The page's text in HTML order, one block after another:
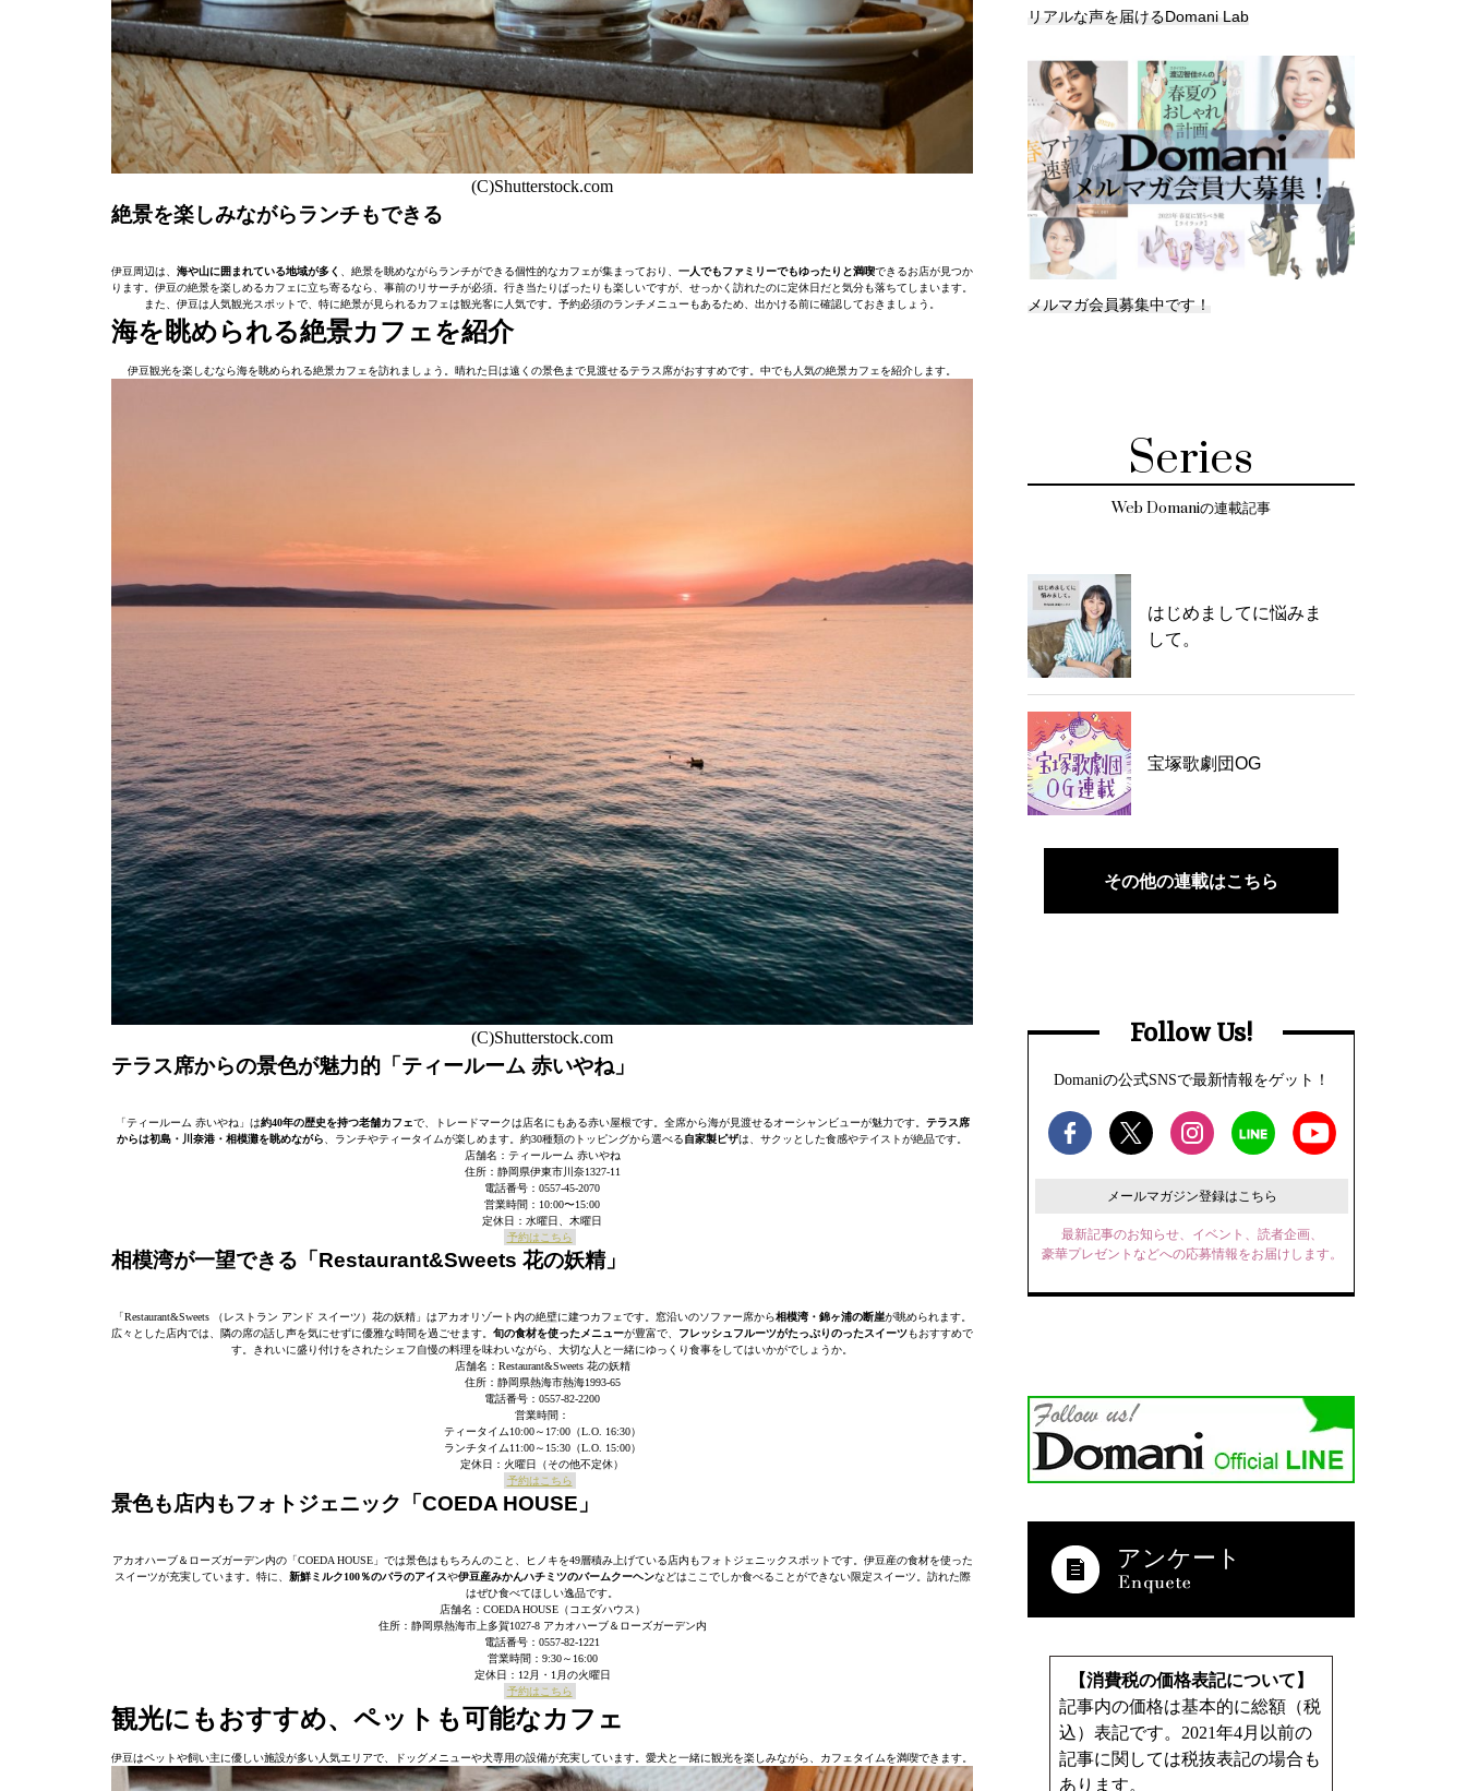
(C)Shutterstock.com
絶景を楽しみながらランチもできる
伊豆周辺は、 海や山に囲まれている地域が多く 、絶景を眺めながらランチができる個性的なカフェが集まっており、 一人でもファミリーでもゆったりと満喫できるお店が見つか
ります。伊豆の絶景を楽しめるカフェに立ち寄るなら、事前のリサーチが必須。行き当たりばったりも楽しいですが、せっかく訪れたのに定休日だと気分も落ちてしまいます。
また、伊豆は人気観光スポットで、特に絶景が見られるカフェは観光客に人気です。予約必須のランチメニューもあるため、出かける前に確認しておきましょう。
海を眺められる絶景カフェを紹介
伊豆観光を楽しむなら海を眺められる絶景カフェを訪れましょう。晴れた日は遠くの景色まで見渡せるテラス席がおすすめです。中でも人気の絶景カフェを紹介します。
(C)Shutterstock.com
テラス席からの景色が魅力的「ティールーム 赤いやね」
「ティールーム 赤いやね」は約40年の歴史を持つ老舗カフェで、トレードマークは店名にもある赤い屋根です。全席から海が見渡せるオーシャンビューが魅力です。 テラス席
からは初島・川奈港・相模灘を眺めながら 、ランチやティータイムが楽しめます。約30種類のトッピングから選べる自家製ピザは、サクッとした食感やテイストが絶品です。
店舗名：ティールーム 赤いやね
住所：静岡県伊東市川奈1327-11
電話番号：0557-45-2070
営業時間：10:00〜15:00
定休日：水曜日、木曜日
予約はこちら
相模湾が一望できる「Restaurant&Sweets 花の妖精」
「Restaurant&Sweets （レストラン アンド スイーツ）花の妖精」はアカオリゾート内の絶壁に建つカフェです。窓沿いのソファー席から相模湾・錦ヶ浦の断崖が眺められます。
広々とした店内では、隣の席の話し声を気にせずに優雅な時間を過ごせます。 旬の食材を使ったメニューが豊富で、 フレッシュフルーツがたっぷりのったスイーツもおすすめで
す。きれいに盛り付けをされたシェフ自慢の料理を味わいながら、大切な人と一緒にゆっくり食事をしてはいかがでしょうか。
店舗名：Restaurant&Sweets 花の妖精
住所：静岡県熱海市熱海1993-65
電話番号：0557-82-2200
営業時間：
ティータイム10:00～17:00（L.O. 16:30）
ランチタイム11:00～15:30（L.O. 15:00）
定休日：火曜日（その他不定休）
予約はこちら
景色も店内もフォトジェニック「COEDA HOUSE」
アカオハーブ＆ローズガーデン内の「COEDA HOUSE」では景色はもちろんのこと、ヒノキを49層積み上げている店内もフォトジェニックスポットです。伊豆産の食材を使った
スイーツが充実しています。特に、 新鮮ミルク100％のバラのアイスや伊豆産みかんハチミツのバームクーヘンなどはここでしか食べることができない限定スイーツ。訪れた際
はぜひ食べてほしい逸品です。
店舗名：COEDA HOUSE（コエダハウス）
住所：静岡県熱海市上多賀1027-8 アカオハーブ＆ローズガーデン内
電話番号：0557-82-1221
営業時間：9:30～16:00
定休日：12月・1月の火曜日
予約はこちら
観光にもおすすめ、ペットも可能なカフェ
伊豆はペットや飼い主に優しい施設が多い人気エリアで、ドッグメニューや犬専用の設備が充実しています。愛犬と一緒に観光を楽しみながら、カフェタイムを満喫できます。
リアルな声を届けるDomani Lab
メルマガ会員募集中です！
Series
Web Domaniの連載記事
はじめましてに悩みま
して。
宝塚歌劇団OG
その他の連載はこちら
Follow Us!
Domaniの公式SNSで最新情報をゲット！
メールマガジン登録はこちら
最新記事のお知らせ、イベント、読者企画、
豪華プレゼントなどへの応募情報をお届けします。
アンケート
【消費税の価格表記について】
記事内の価格は基本的に総額（税
込）表記です。2021年4月以前の
記事に関しては税抜表記の場合も
あります。